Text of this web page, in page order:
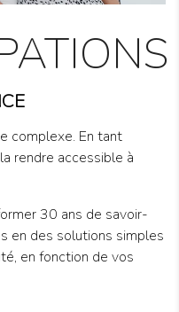
complexe. En tant
rendre accessible à
30 ans de savoir-
en des solutions simples
en fonction de vos